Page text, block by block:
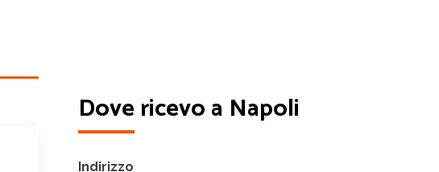
Dove ricevo a Napoli
Indirizzo